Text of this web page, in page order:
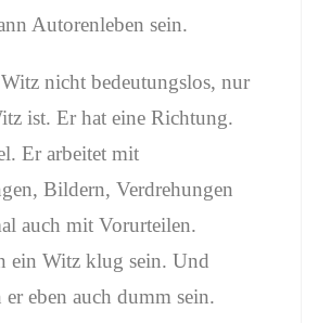
Autorenleben sein.
nicht bedeutungslos, nur
ist. Er hat eine Richtung.
Er arbeitet mit
Bildern, Verdrehungen
auch mit Vorurteilen.
ein Witz klug sein. Und
er eben auch dumm sein.